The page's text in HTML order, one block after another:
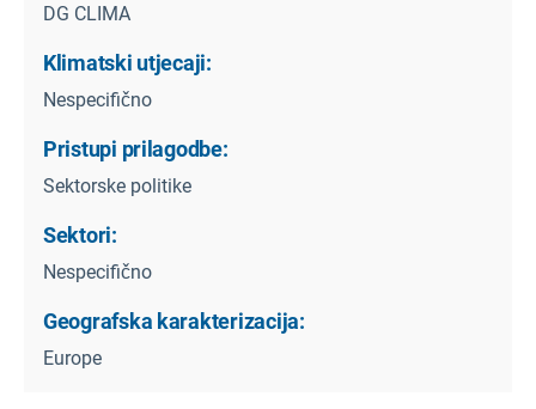
DG CLIMA
Klimatski utjecaji:
Nespecifično
Pristupi prilagodbe:
Sektorske politike
Sektori:
Nespecifično
Geografska karakterizacija:
Europe